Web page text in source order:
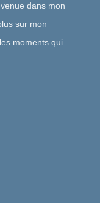
dans mon
sur mon
moments qui